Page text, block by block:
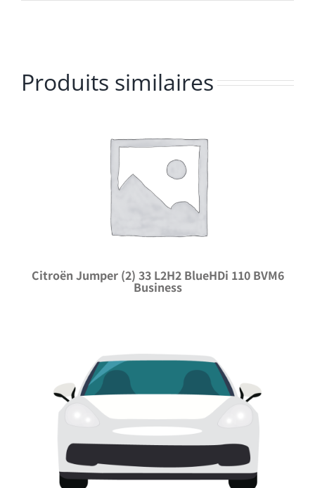
Produits similaires
Citroën Jumper (2) 33 L2H2 BlueHDi 110 BVM6
Business